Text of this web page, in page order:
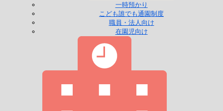
一時預かり
こども誰でも通園制度
職員・法人向け
在園児向け